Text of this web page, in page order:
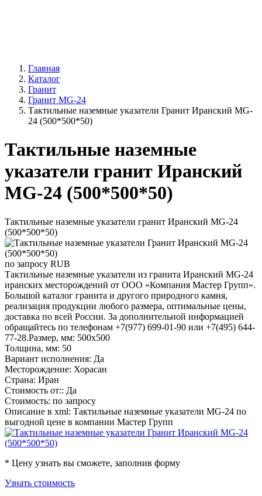
Главная
Каталог
Гранит
Гранит MG-24
Тактильные наземные указатели Гранит Иранский MG-
24 (500*500*50)
Тактильные наземные
указатели гранит Иранский
MG-24 (500*500*50)
Тактильные наземные указатели гранит Иранский MG-24
(500*500*50)
по запросу RUB
Тактильные наземные указатели из гранита Иранский MG-24
иранских месторождений от ООО «Компания Мастер Групп».
Большой каталог гранита и другого природного камня,
реализация продукции любого размера, оптимальные цены,
доставка по всей России. За дополнительной информацией
обращайтесь по телефонам +7(977) 699-01-90 или +7(495) 644-
77-28.Размер, мм: 500х500
Толщина, мм: 50
Вариант исполнения: Да
Месторождение: Хорасан
Страна: Иран
Стоимость от:: Да
Стоимость: по запросу
Описание в xml: Тактильные наземные указатели MG-24 по
выгодной цене в компании Мастер Групп
* Цену узнать вы сможете, заполнив форму
Узнать стоимость